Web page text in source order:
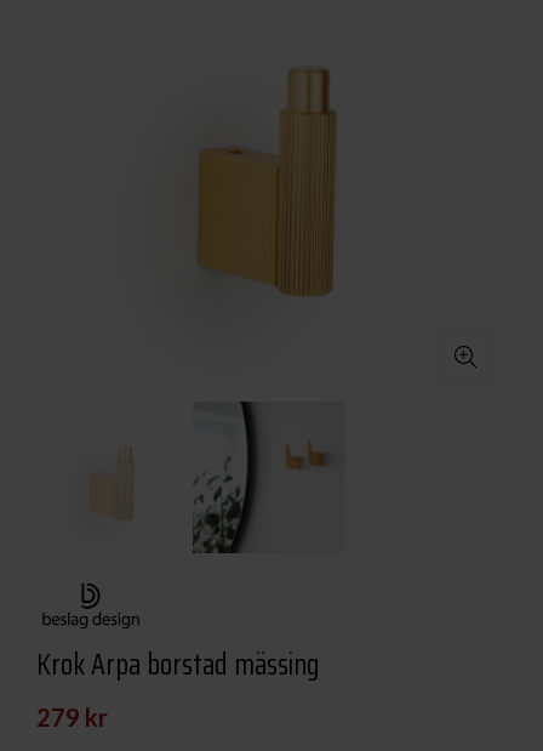
Krok Arpa borstad mässing
279 kr